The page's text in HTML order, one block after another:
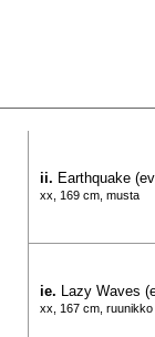
ii. Earthquake
xx, 169 cm, musta
ie. Lazy Waves
xx, 167 cm, ruunikko